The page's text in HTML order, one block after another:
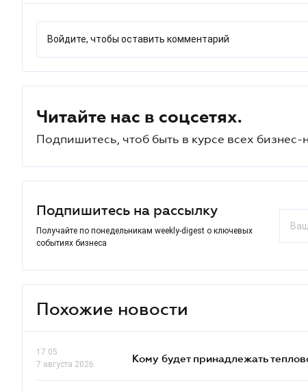
Войдите, чтобы оставить комментарий
Читайте нас в соцсетях.
Подпишитесь, чтоб быть в курсе всех бизнес-
Подпишитесь на рассылку
Получайте по понедельникам weekly-digest о ключевых
событиях бизнеса
Похожие новости
17.05
7 августа 2026
Кому будет принадлежать